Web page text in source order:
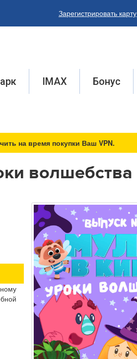
Зарегистрировать карту
IMAX Бонус
на время покупки Ваш VPN.
волшебства